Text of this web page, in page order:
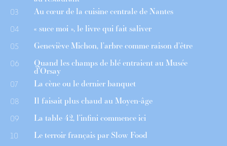
03 Au cœur de la cuisine centrale de Nantes
04 « suce moi », le livre qui fait saliver
05 Geneviève Michon, l’arbre comme raison d’être
06 Quand les champs de blé entraient au Musée
d’Orsay
07 La cène ou le dernier banquet
08 Il faisait plus chaud au Moyen-âge
09 La table 42, l’infini commence ici
10 Le terroir français par Slow Food